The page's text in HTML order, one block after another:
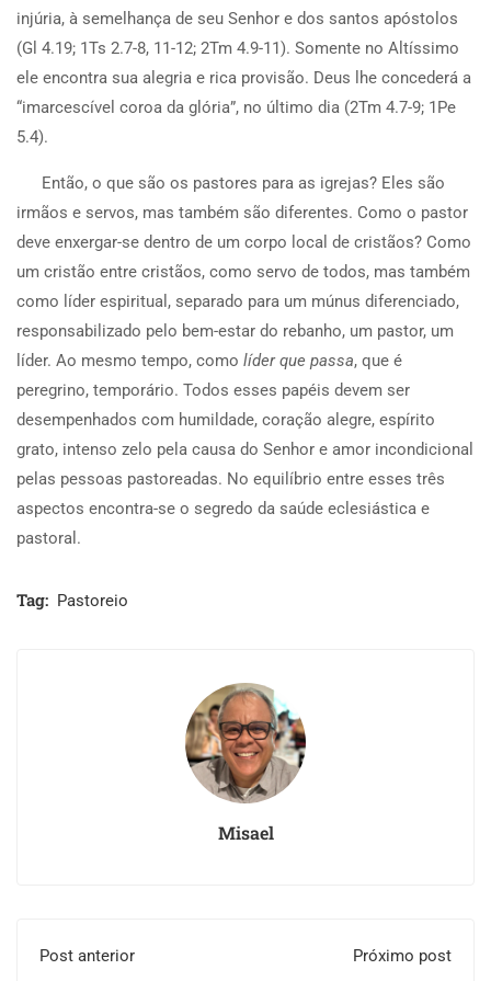
injúria, à semelhança de seu Senhor e dos santos apóstolos
(Gl 4.19; 1Ts 2.7-8, 11-12; 2Tm 4.9-11). Somente no Altíssimo
ele encontra sua alegria e rica provisão. Deus lhe concederá a
“imarcescível coroa da glória”, no último dia (2Tm 4.7-9; 1Pe
5.4).
Então, o que são os pastores para as igrejas? Eles são
irmãos e servos, mas também são diferentes. Como o pastor
deve enxergar-se dentro de um corpo local de cristãos? Como
um cristão entre cristãos, como servo de todos, mas também
como líder espiritual, separado para um múnus diferenciado,
responsabilizado pelo bem-estar do rebanho, um pastor, um
líder. Ao mesmo tempo, como líder que passa, que é
peregrino, temporário. Todos esses papéis devem ser
desempenhados com humildade, coração alegre, espírito
grato, intenso zelo pela causa do Senhor e amor incondicional
pelas pessoas pastoreadas. No equilíbrio entre esses três
aspectos encontra-se o segredo da saúde eclesiástica e
pastoral.
Tag: Pastoreio
Misael
Post anterior Próximo post